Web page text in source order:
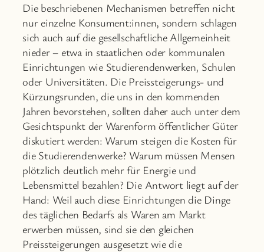
Die beschriebenen Mechanismen betreffen nicht
nur einzelne Konsument:innen, sondern schlagen
sich auch auf die gesellschaftliche Allgemeinheit
nieder – etwa in staatlichen oder kommunalen
Einrichtungen wie Studierendenwerken, Schulen
oder Universitäten. Die Preissteigerungs- und
Kürzungsrunden, die uns in den kommenden
Jahren bevorstehen, sollten daher auch unter dem
Gesichtspunkt der Warenform öffentlicher Güter
diskutiert werden: Warum steigen die Kosten für
die Studierendenwerke? Warum müssen Mensen
plötzlich deutlich mehr für Energie und
Lebensmittel bezahlen? Die Antwort liegt auf der
Hand: Weil auch diese Einrichtungen die Dinge
des täglichen Bedarfs als Waren am Markt
erwerben müssen, sind sie den gleichen
Preissteigerungen ausgesetzt wie die